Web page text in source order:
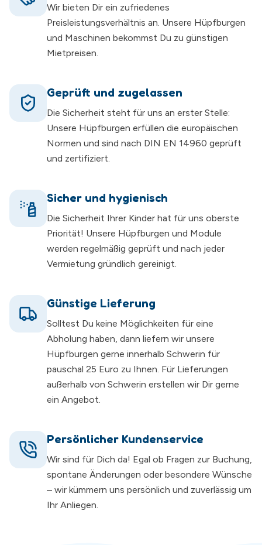
Wir bieten Dir ein zufriedenes
Preisleistungsverhältnis an. Unsere Hüpfburgen
und Maschinen bekommst Du zu günstigen
Mietpreisen.
Geprüft und zugelassen
Die Sicherheit steht für uns an erster Stelle:
Unsere Hüpfburgen erfüllen die europäischen
Normen und sind nach DIN EN 14960 geprüft
und zertifiziert.
Sicher und hygienisch
Die Sicherheit Ihrer Kinder hat für uns oberste
Priorität! Unsere Hüpfburgen und Module
werden regelmäßig geprüft und nach jeder
Vermietung gründlich gereinigt.
Günstige Lieferung
Solltest Du keine Möglichkeiten für eine
Abholung haben, dann liefern wir unsere
Hüpfburgen gerne innerhalb Schwerin für
pauschal 25 Euro zu Ihnen. Für Lieferungen
außerhalb von Schwerin erstellen wir Dir gerne
ein Angebot.
Persönlicher Kundenservice
Wir sind für Dich da! Egal ob Fragen zur Buchung,
spontane Änderungen oder besondere Wünsche
– wir kümmern uns persönlich und zuverlässig um
Ihr Anliegen.